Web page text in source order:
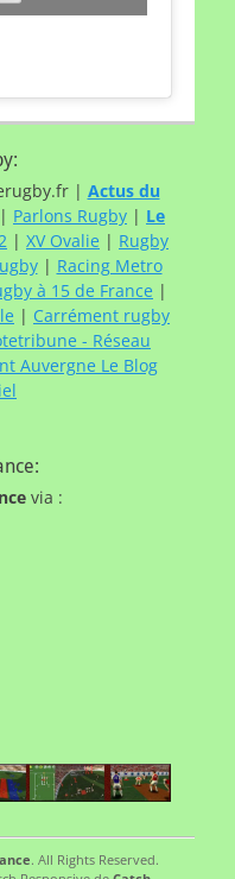
| Actus du
| Parlons Rugby | Le
| XV Ovalie | Rugby
| Racing Metro
à 15 de France |
| Carrément rugby
- Réseau
Auvergne Le Blog
via :
. All Rights Reserved.